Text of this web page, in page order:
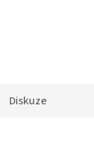
Diskuze